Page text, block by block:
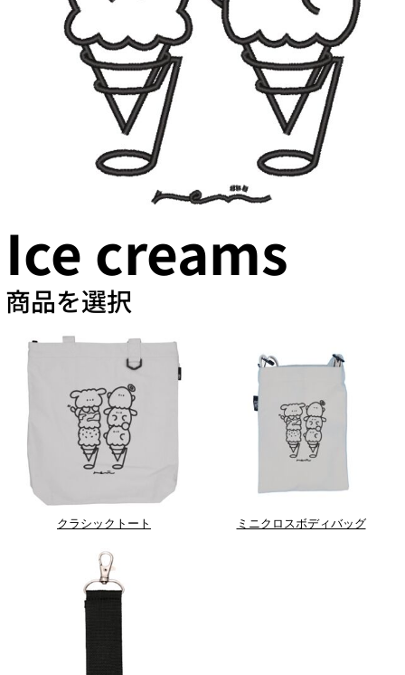
Ice creams
商品を選択
クラシックトート ミニクロスボディバッグ